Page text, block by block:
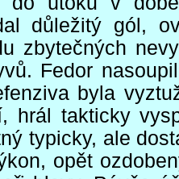
důležitý gól,
zbytečných
Fedor
byla
hrál takticky
typicky, ale
opět